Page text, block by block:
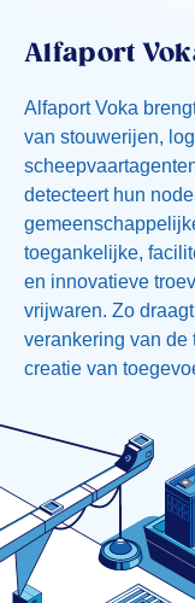
Alfaport
Alfaport Voka
van stouwerijen,
detecteert hun
toegankelijke,
en innovatieve
vrijwaren. Zo
verankering van
creatie van